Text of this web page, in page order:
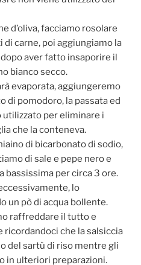
d’oliva, facciamo rosolare
carne, poi aggiungiamo la
aver fatto insaporire il
bianco secco.
evaporata, aggiungeremo
di pomodoro, la passata ed
utilizzato per eliminare i
che la conteneva.
di bicarbonato di sodio,
di sale e pepe nero e
bassissima per circa 3 ore.
lo
un pò di acqua bollente.
raffreddare il tutto e
ricordandoci che la salsiccia
del sartù di riso mentre gli
in ulteriori preparazioni.